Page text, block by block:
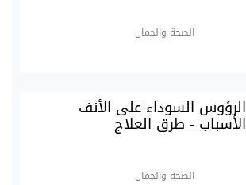
الصحة والجمال
الرؤوس السوداء على الأنف
الأسباب - طرق العلاج
الصحة والجمال